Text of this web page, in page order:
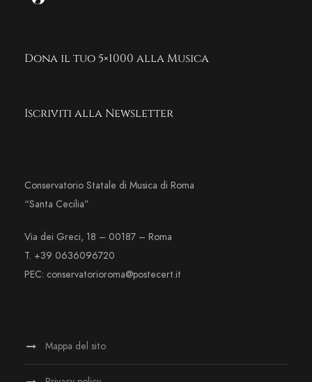
Dona il tuo 5×1000 alla Musica
Iscriviti alla Newsletter
Conservatorio Statale di Musica di Roma
“Santa Cecilia”
Via dei Greci, 18 – 00187 – Roma
T. +39 0636096720
PEC: conservatorioroma@postecert.it
Mappa del sito